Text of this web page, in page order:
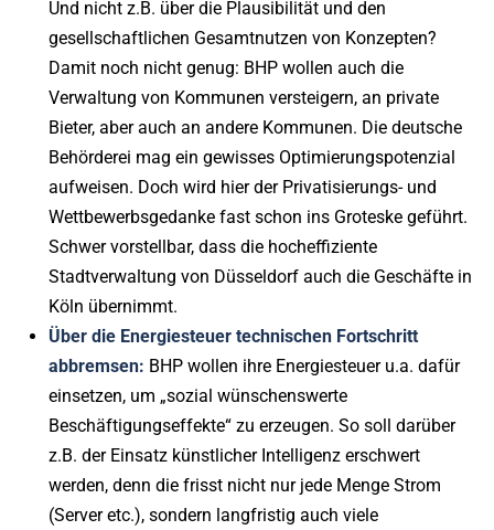
Und nicht z.B. über die Plausibilität und den
gesellschaftlichen Gesamtnutzen von Konzepten?
Damit noch nicht genug: BHP wollen auch die
Verwaltung von Kommunen versteigern, an private
Bieter, aber auch an andere Kommunen. Die deutsche
Behörderei mag ein gewisses Optimierungspotenzial
aufweisen. Doch wird hier der Privatisierungs- und
Wettbewerbsgedanke fast schon ins Groteske geführt.
Schwer vorstellbar, dass die hocheffiziente
Stadtverwaltung von Düsseldorf auch die Geschäfte in
Köln übernimmt.
Über die Energiesteuer technischen Fortschritt
abbremsen: BHP wollen ihre Energiesteuer u.a. dafür
einsetzen, um „sozial wünschenswerte
Beschäftigungseffekte“ zu erzeugen. So soll darüber
z.B. der Einsatz künstlicher Intelligenz erschwert
werden, denn die frisst nicht nur jede Menge Strom
(Server etc.), sondern langfristig auch viele